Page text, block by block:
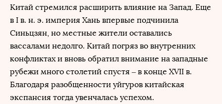
Китай стремился расширить влияние на Запад. Еще
в I в. н. э. империя Хань впервые подчинила
Синьцзян, но местные жители оставались
вассалами недолго. Китай погряз во внутренних
конфликтах и вновь обратил внимание на западные
рубежи много столетий спустя – в конце XVII в.
Благодаря разобщенности уйгуров китайская
экспансия тогда увенчалась успехом.